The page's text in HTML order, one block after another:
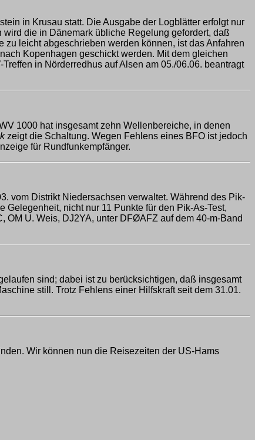
in Krusau statt. Die Ausgabe der Logblätter erfolgt nur
die in Dänemark übliche Regelung gefordert, daß
leicht abgeschrieben werden können, ist das Anfahren
Kopenhagen geschickt werden. Mit dem gleichen
in Nörderredhus auf Alsen am 05./06.06. beantragt
1000 hat insgesamt zehn Wellenbereiche, in denen
zeigt die Schaltung. Wegen Fehlens eines BFO ist jedoch
für Rundfunkempfänger.
vom Distrikt Niedersachsen verwaltet. Während des Pik-
nicht nur 11 Punkte für den Pik-As-Test,
U. Weis, DJ2YA, unter DFØAFZ auf dem 40-m-Band
sind; dabei ist zu berücksichtigen, daß insgesamt
still. Trotz Fehlens einer Hilfskraft seit dem 31.01.
Wir können nun die Reisezeiten der US-Hams